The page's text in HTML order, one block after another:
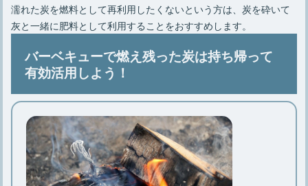
濡れた炭を燃料として再利用したくないという方は、炭を砕いて
灰と一緒に肥料として利用することをおすすめします。
バーベキューで燃え残った炭は持ち帰って
有効活用しよう！